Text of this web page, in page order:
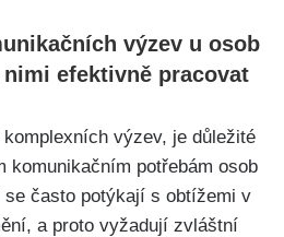
výzev u osob
efektivně pracovat
výzev, je důležité
komunikačním potřebám osob
často potýkají s obtížemi v
a proto vyžadují zvláštní